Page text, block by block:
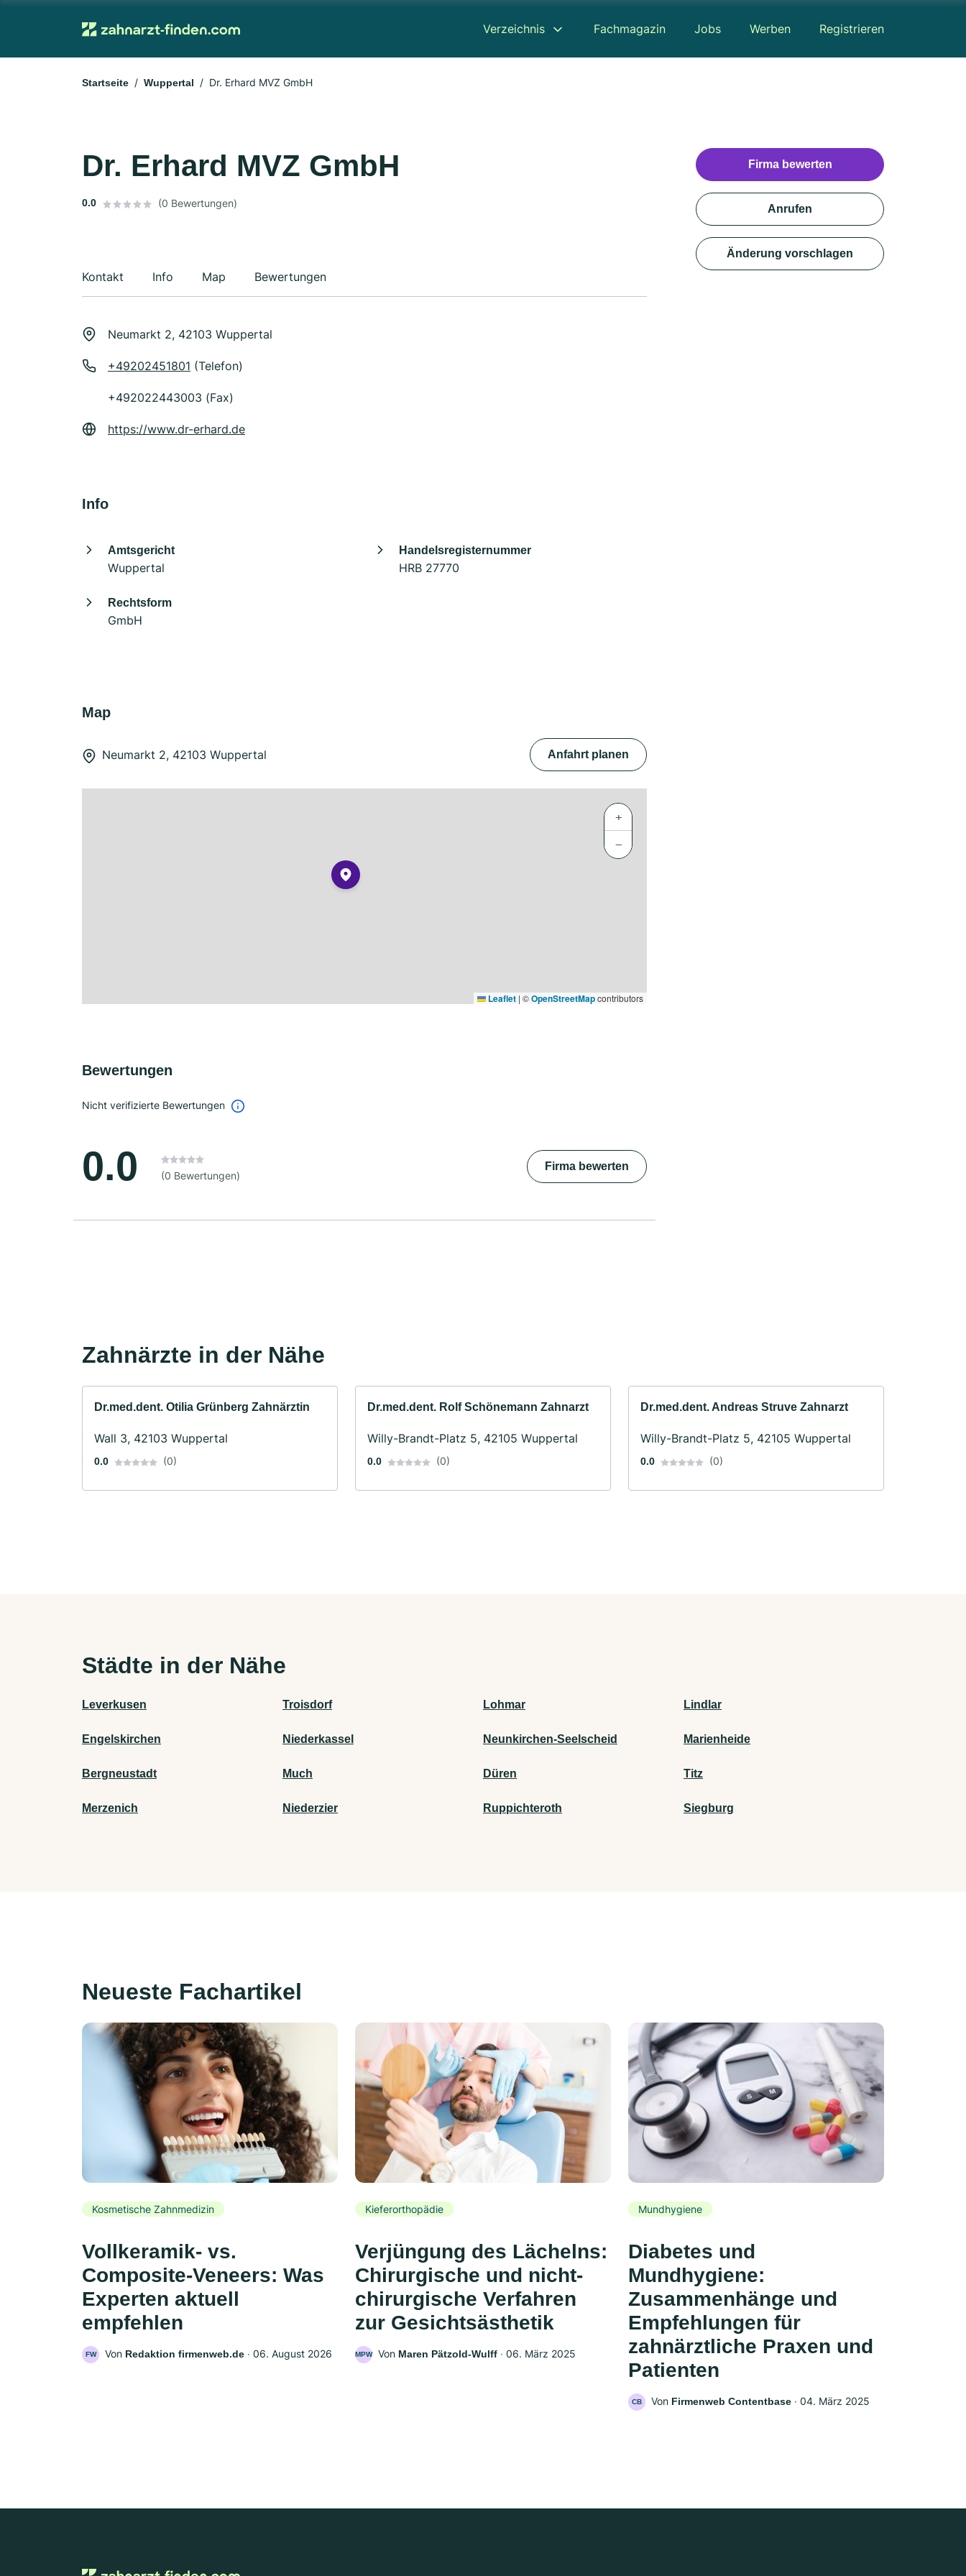
Verzeichnis Fachmagazin Jobs Werben Registrieren
Startseite Wuppertal Dr. Erhard MVZ GmbH
Dr. Erhard MVZ GmbH
0.0 (0 Bewertungen)
Kontakt Info Map Bewertungen
Neumarkt 2, 42103 Wuppertal
+49202451801 (Telefon)
+492022443003 (Fax)
https://www.dr-erhard.de
Info
Amtsgericht
Wuppertal
Handelsregisternummer
HRB 27770
Rechtsform
GmbH
Map
Neumarkt 2, 42103 Wuppertal Anfahrt planen
+
−
Leaflet | ©OpenStreetMapcontributors
Bewertungen
Nicht verifizierte Bewertungen
0.0 (0 Bewertungen)
Firma bewerten
Firma bewerten
Anrufen
Änderung vorschlagen
Zahnärzte in der Nähe
Dr.med.dent. Otilia Grünberg Zahnärztin
Wall 3, 42103 Wuppertal
0.0 (0)
Dr.med.dent. Rolf Schönemann Zahnarzt
Willy-Brandt-Platz 5, 42105 Wuppertal
0.0 (0)
Dr.med.dent. Andreas Struve Zahnarzt
Willy-Brandt-Platz 5, 42105 Wuppertal
0.0 (0)
Städte in der Nähe
Leverkusen Troisdorf Lohmar Lindlar
Engelskirchen Niederkassel Neunkirchen-Seelscheid Marienheide
Bergneustadt Much Düren Titz
Merzenich Niederzier Ruppichteroth Siegburg
Neueste Fachartikel
Kosmetische Zahnmedizin
Vollkeramik- vs.
Composite-Veneers: Was
Experten aktuell
empfehlen
FW Von Redaktion firmenweb.de ‧ 06. August 2026
Kieferorthopädie
Verjüngung des Lächelns:
Chirurgische und nicht-
chirurgische Verfahren
zur Gesichtsästhetik
MPW Von Maren Pätzold-Wulff ‧ 06. März 2025
Mundhygiene
Diabetes und
Mundhygiene:
Zusammenhänge und
Empfehlungen für
zahnärztliche Praxen und
Patienten
CB Von Firmenweb Contentbase ‧ 04. März 2025